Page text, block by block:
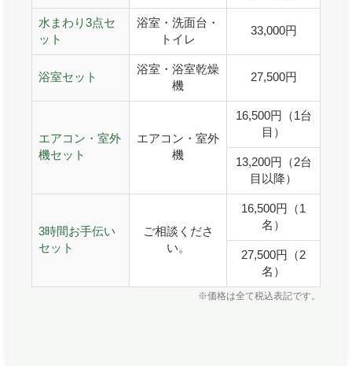
水まわり3点セ
ット
浴室・洗面台・
トイレ
33,000円
浴室セット
浴室・浴室乾燥
機
27,500円
エアコン・室外
機セット
エアコン・室外
機
16,500円（1台
目）
13,200円（2台
目以降）
3時間お手伝い
セット
ご相談くださ
い。
16,500円（1
名）
27,500円（2
名）
※価格は全て税込表記です。